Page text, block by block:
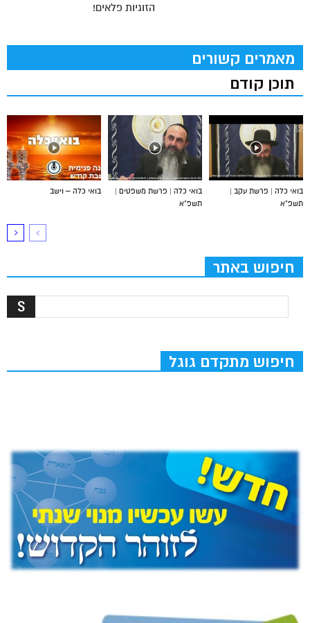
הזוגיות פלאים!
מאמרים קשורים
תוכן קודם
בואי כלה – וישב
בואי כלה | פרשת משפטים |
תשפ”א
בואי כלה | פרשת עקב |
תשפ”א
חיפוש באתר
חיפוש מתקדם גוגל